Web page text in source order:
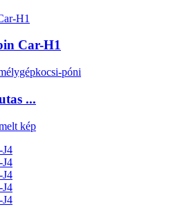
Car-H1
...